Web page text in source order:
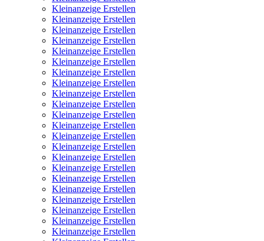
Kleinanzeige Erstellen
Kleinanzeige Erstellen
Kleinanzeige Erstellen
Kleinanzeige Erstellen
Kleinanzeige Erstellen
Kleinanzeige Erstellen
Kleinanzeige Erstellen
Kleinanzeige Erstellen
Kleinanzeige Erstellen
Kleinanzeige Erstellen
Kleinanzeige Erstellen
Kleinanzeige Erstellen
Kleinanzeige Erstellen
Kleinanzeige Erstellen
Kleinanzeige Erstellen
Kleinanzeige Erstellen
Kleinanzeige Erstellen
Kleinanzeige Erstellen
Kleinanzeige Erstellen
Kleinanzeige Erstellen
Kleinanzeige Erstellen
Kleinanzeige Erstellen